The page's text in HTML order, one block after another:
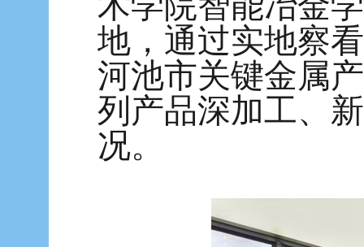
地，通过实地察
河池市关键金属
列产品深加工、
况。